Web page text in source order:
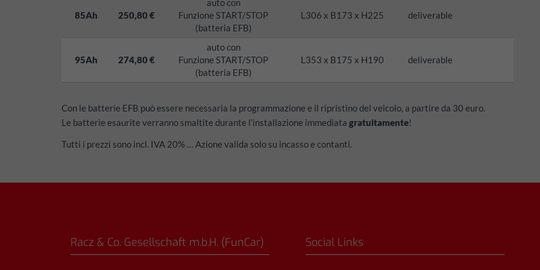
85Ah 250,80 €
auto con
Funzione START/STOP
(batteria EFB)
L306 x B173 x H225 deliverable
95Ah 274,80 €
auto con
Funzione START/STOP
(batteria EFB)
L353 x B175 x H190 deliverable
Con le batterie EFB può essere necessaria la programmazione e il ripristino del veicolo, a partire da 30 euro.
Le batterie esaurite verranno smaltite durante l’installazione immediata gratuitamente!
Tutti i prezzi sono incl. IVA 20% … Azione valida solo su incasso e contanti.
Racz & Co. Gesellschaft m.b.H. (FunCar) Social Links